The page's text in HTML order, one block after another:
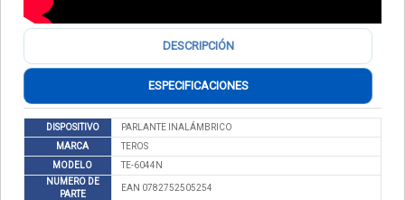
DESCRIPCIÓN
ESPECIFICACIONES
DISPOSITIVO
PARLANTE INALÁMBRICO
MARCA
TEROS
MODELO
TE-6044N
NUMERO DE
PARTE
EAN 0782752505254